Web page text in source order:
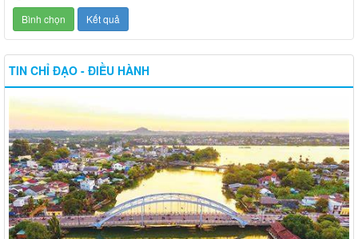
TIN CHỈ ĐẠO - ĐIỀU HÀNH